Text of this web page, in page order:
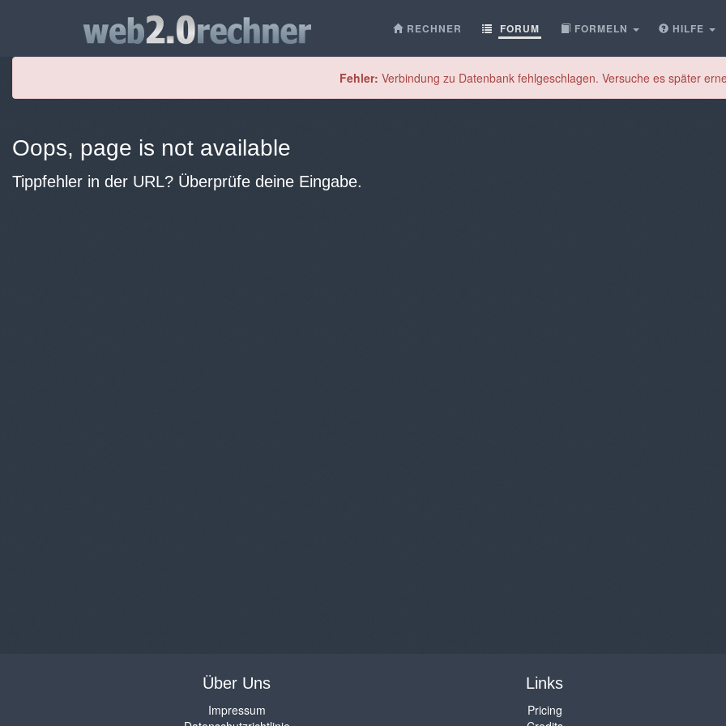
RECHNER FORUM FORMELN HILFE
Fehler: Verbindung zu Datenbank fehlgeschlagen. Versuche es später
Oops, page is not available
Tippfehler in der URL? Überprüfe deine Eingabe.
Über Uns
Impressum
Links
Pricing